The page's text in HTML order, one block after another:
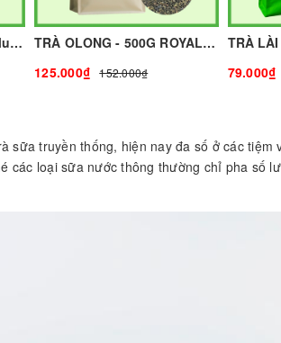
Trà Thái Xanh - Cha Tar Mua Thái Lan Cao Cấp I Nguyên Liệu Pha Chế - TOBEE FOOD
TRÀ OLONG - 500G ROYAL I NGUYÊN LIỆU PHA CHẾ - TOBEE FOOD
125.000₫
152.000₫
79.000₫
sữa truyền thống, hiện nay đa số ở các tiệm
các loại sữa nước thông thường chỉ pha số